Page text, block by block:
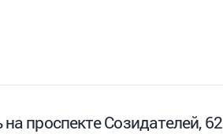
проспекте Созидателей, 62